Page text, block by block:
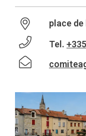
place de
Tel.